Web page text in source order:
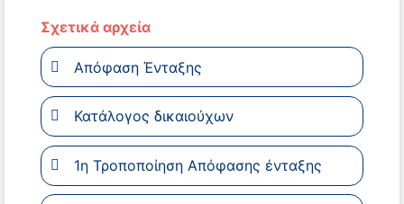
Σχετικά αρχεία
Απόφαση Ένταξης
Κατάλογος δικαιούχων
1η Τροποποίηση Απόφασης ένταξης